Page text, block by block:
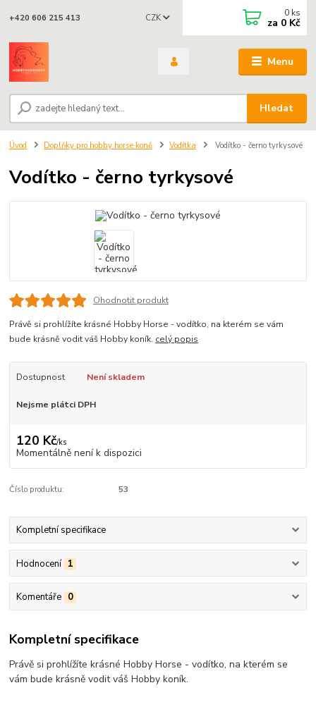
Menu
CZK
Hledat
+420 606 215 413 0 ks
za 0 Kč
Úvod Doplňky pro hobby horse koně Vodítka Vodítko - černo tyrkysové
Vodítko - černo tyrkysové
Ohodnotit produkt
Právě si prohlížíte krásné Hobby Horse - vodítko, na kterém se vám
bude krásně vodit váš Hobby koník. celý popis
Dostupnost Není skladem
Nejsme plátci DPH
120 Kč/ks
Momentálně není k dispozici
Číslo produktu: 53
Kompletní specifikace
Hodnocení 1
Komentáře 0
Kompletní specifikace
Právě si prohlížíte krásné Hobby Horse - vodítko, na kterém se
vám bude krásně vodit váš Hobby koník.